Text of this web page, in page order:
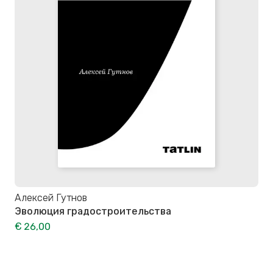
Алексей Гутнов
Эволюция градостроительства
€ 26,00